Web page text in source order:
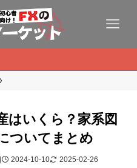
はいくら？家系図
ついてまとめ
2024-10-10 2025-02-26